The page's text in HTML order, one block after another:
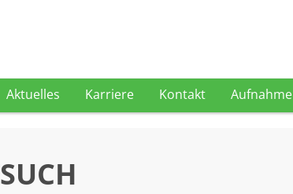
Aktuelles Karriere Kontakt Aufnahme